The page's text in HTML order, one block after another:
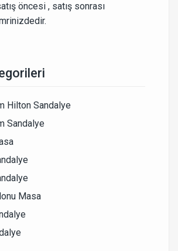
öncesi , satış sonrası
Hilton Sandalye
Sandalye
Masa